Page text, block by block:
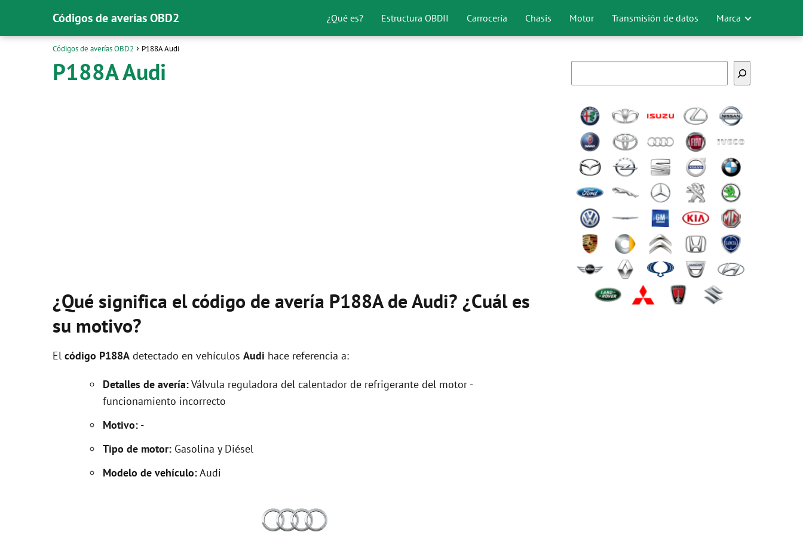
Códigos de averías OBD2 ¿Qué es? Estructura OBDII Carrocería Chasis Motor Transmisión de datos Marca
Códigos de averías OBD2 P188A Audi
P188A Audi
¿Qué significa el código de avería P188A de Audi? ¿Cuál es
su motivo?
El código P188A detectado en vehículos Audi hace referencia a:
Detalles de avería:Válvula reguladora del calentador de refrigerante del motor -
funcionamiento incorrecto
Motivo: -
Tipo de motor: Gasolina y Diésel
Modelo de vehículo:Audi